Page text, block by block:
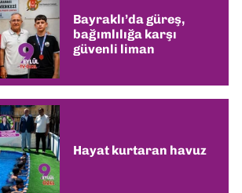
Bayraklı’da güreş,
bağımlılığa karşı
güvenli liman
Hayat kurtaran havuz